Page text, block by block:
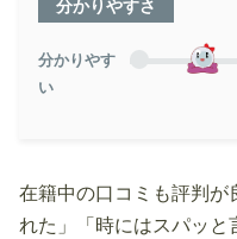
分かりやすさ
分かりやす
い
在籍中の口コミも評判が
れた」「時にはスパッと